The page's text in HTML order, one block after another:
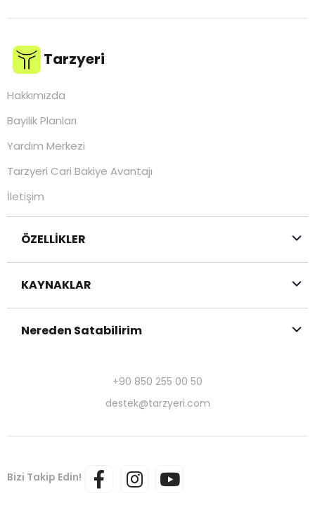
Tarzyeri
Hakkımızda
Bayilik Planları
Yardım Merkezi
Tarzyeri Cari Bakiye Avantajı
İletişim
ÖZELLİKLER
KAYNAKLAR
Nereden Satabilirim
+90 850 255 00 50
destek@tarzyeri.com
Bizi Takip Edin!